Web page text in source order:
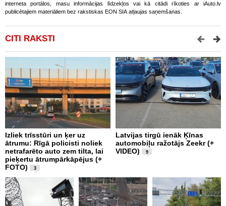
interneta portālos, masu informācijas līdzekļos vai kā citādi rīkoties ar iAuto.lv
publicētajiem materiāliem bez rakstiskas EON SIA atļaujas saņemšanas.
CITI RAKSTI
Izliek trīsstūri un ķer uz
ātrumu: Rīgā policisti noliek
netrafarēto auto zem tilta, lai
pieķertu ātrumpārkāpējus (+
FOTO)
3
Latvijas tirgū ienāk Ķīnas
automobiļu ražotājs Zeekr (+
VIDEO)
9